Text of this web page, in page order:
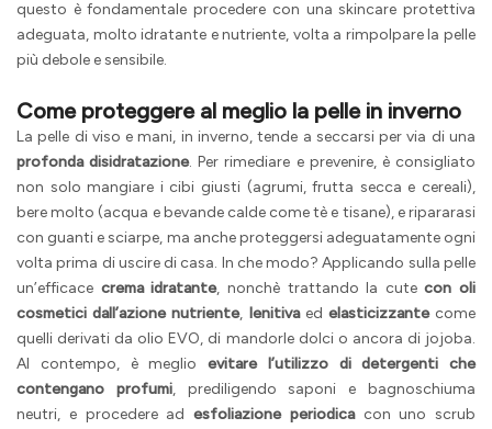
questo è fondamentale procedere con una skincare protettiva
adeguata, molto idratante e nutriente, volta a rimpolpare la pelle
più debole e sensibile.
Come proteggere al meglio la pelle in inverno
La pelle di viso e mani, in inverno, tende a seccarsi per via di una
profonda disidratazione. Per rimediare e prevenire, è consigliato
non solo mangiare i cibi giusti (agrumi, frutta secca e cereali),
bere molto (acqua e bevande calde come tè e tisane), e ripararasi
con guanti e sciarpe, ma anche proteggersi adeguatamente ogni
volta prima di uscire di casa. In che modo? Applicando sulla pelle
un’efficace crema idratante, nonchè trattando la cutecon oli
cosmetici dall’azione nutriente, lenitivaed elasticizzantecome
quelli derivati da olio EVO, di mandorle dolci o ancora di jojoba.
Al contempo, è meglio evitare l’utilizzo di detergenti che
contengano profumi, prediligendo saponi e bagnoschiuma
neutri, e procedere ad esfoliazione periodica con uno scrub